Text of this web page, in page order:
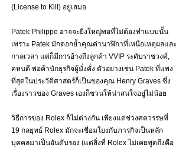
(License to Kill) อยู่เสมอ
Patek Philippe อาจจะยิ่งใหญ่พอที่ไม่ต้องทำแบบนั้น
เพราะ Patek มักตอกย้ำคุณค่านาฬิกาที่เหนือเหตุผลและ
กาลเวลา แต่ก็มีการอ้างถึงลูกค้า VVIP ระดับราชวงศ์,
คหบดี พ่อค้านักธุรกิจผู้มั่งคั่ง ตัวอย่างเช่น Patek ที่แพง
ที่สุดในประวัติศาสตร์ก็เป็นของคุณ Henry Graves ซึ่ง
เรื่องราวของ Graves เองก็ชวนให้น่าสนใจอยู่ไม่น้อย
วิธีการของ Rolex ก็ไม่ต่างกัน เพียงแต่ช่วงศตวรรษที่
19 กลยุทธ์ Rolex มักจะเชื่อมโยงกับภารกิจเป็นหลัก
บุคคลมาเป็นอันดับรอง (แต่สิ่งที่ Rolex ไม่เคยพูดถึงคือ